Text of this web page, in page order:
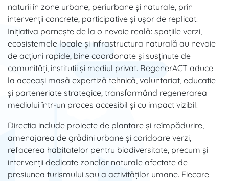
naturii în zone urbane, periurbane și naturale, prin
intervenții concrete, participative și ușor de replicat.
Inițiativa pornește de la o nevoie reală: spațiile verzi,
ecosistemele locale și infrastructura naturală au nevoie
de acțiuni rapide, bine coordonate și susținute de
comunități, instituții și mediul privat. RegenerACT aduce
la aceeași masă expertiză tehnică, voluntariat, educație
și parteneriate strategice, transformând regenerarea
mediului într-un proces accesibil și cu impact vizibil.
Direcția include proiecte de plantare și reîmpădurire,
amenajarea de grădini urbane și coridoare verzi,
refacerea habitatelor pentru biodiversitate, precum și
intervenții dedicate zonelor naturale afectate de
presiunea turismului sau a activităților umane. Fiecare